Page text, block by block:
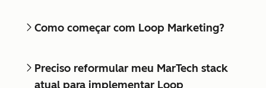
Como começar com Loop Marketing?
Preciso reformular meu MarTech stack
atual para implementar Loop